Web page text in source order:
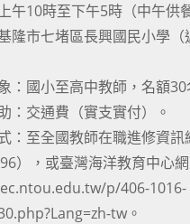
午10時至下午5時（中午供
隆市七堵區長興國民小學（
：國小至高中教師，名額30
：交通費（實支實付）。
：至全國教師在職進修資訊
），或臺灣海洋教育中心網
p/406-1016-
tw。